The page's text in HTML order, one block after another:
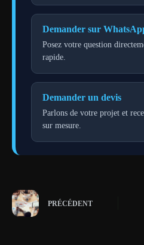
Demander sur
Posez votre question
rapide.
Demander un devis
Parlons de votre projet et
sur mesure.
PRÉCÉDENT